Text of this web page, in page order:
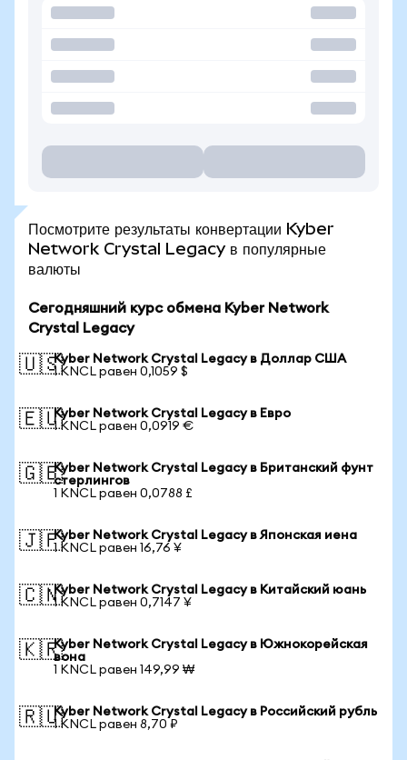
Посмотрите результаты конвертации Kyber
Network Crystal Legacy в популярные
валюты
Сегодняшний курс обмена Kyber Network
Crystal Legacy
🇺🇸Kyber Network Crystal Legacy в Доллар США
1 KNCL равен 0,1059 $
🇪🇺Kyber Network Crystal Legacy в Евро
1 KNCL равен 0,0919 €
🇬🇧Kyber Network Crystal Legacy в Британский фунт
стерлингов
1 KNCL равен 0,0788 £
🇯🇵Kyber Network Crystal Legacy в Японская иена
1 KNCL равен 16,76 ¥
🇨🇳Kyber Network Crystal Legacy в Китайский юань
1 KNCL равен 0,7147 ¥
🇰🇷Kyber Network Crystal Legacy в Южнокорейская
вона
1 KNCL равен 149,99 ₩
🇷🇺Kyber Network Crystal Legacy в Российский рубль
1 KNCL равен 8,70 ₽